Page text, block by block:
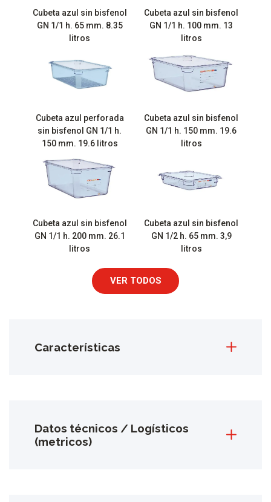
Cubeta azul sin bisfenol
GN 1/1 h. 65 mm. 8.35
litros
Cubeta azul sin bisfenol
GN 1/1 h. 100 mm. 13
litros
Cubeta azul perforada
sin bisfenol GN 1/1 h.
150 mm. 19.6 litros
Cubeta azul sin bisfenol
GN 1/1 h. 150 mm. 19.6
litros
Cubeta azul sin bisfenol
GN 1/1 h. 200 mm. 26.1
litros
Cubeta azul sin bisfenol
GN 1/2 h. 65 mm. 3,9
litros
VER TODOS
Características
Datos técnicos / Logísticos
(metricos)